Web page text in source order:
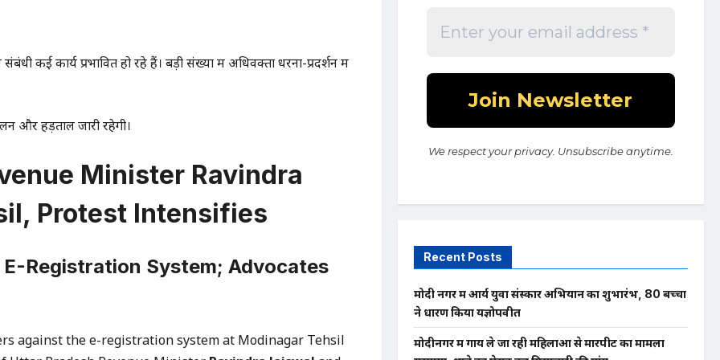
कई कार्य प्रभावित हो रहे हैं। बड़ी संख्या में अधिवक्ता धरना-प्रदर्शन में
और हड़ताल जारी रहेगी।
Minister Ravindra
Protest Intensifies
Registration System; Advocates
against the e-registration system at Modinagar Tehsil
We respect your privacy. Unsubscribe anytime.
Recent Posts
मोदी नगर में आर्य युवा संस्कार अभियान का शुभारंभ, 80 बच्चों
ने धारण किया यज्ञोपवीत
मोदीनगर में गाय ले जा रही महिलाओं से मारपीट का मामला